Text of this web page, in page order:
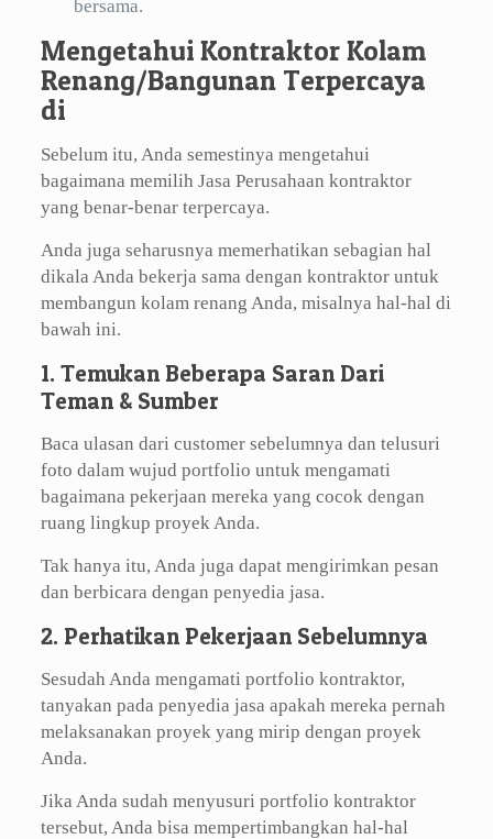
bersama.
Mengetahui Kontraktor Kolam
Renang/Bangunan Terpercaya
di
Sebelum itu, Anda semestinya mengetahui
bagaimana memilih Jasa Perusahaan kontraktor
yang benar-benar terpercaya.
Anda juga seharusnya memerhatikan sebagian hal
dikala Anda bekerja sama dengan kontraktor untuk
membangun kolam renang Anda, misalnya hal-hal di
bawah ini.
1. Temukan Beberapa Saran Dari
Teman & Sumber
Baca ulasan dari customer sebelumnya dan telusuri
foto dalam wujud portfolio untuk mengamati
bagaimana pekerjaan mereka yang cocok dengan
ruang lingkup proyek Anda.
Tak hanya itu, Anda juga dapat mengirimkan pesan
dan berbicara dengan penyedia jasa.
2. Perhatikan Pekerjaan Sebelumnya
Sesudah Anda mengamati portfolio kontraktor,
tanyakan pada penyedia jasa apakah mereka pernah
melaksanakan proyek yang mirip dengan proyek
Anda.
Jika Anda sudah menyusuri portfolio kontraktor
tersebut, Anda bisa mempertimbangkan hal-hal